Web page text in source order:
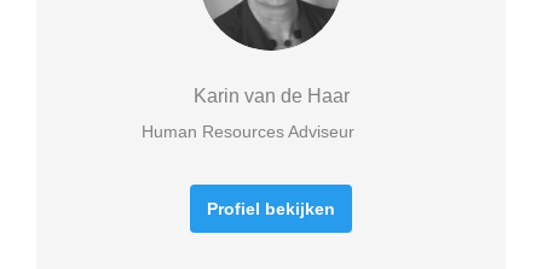
Karin van de Haar
Human Resources Adviseur
Profiel bekijken